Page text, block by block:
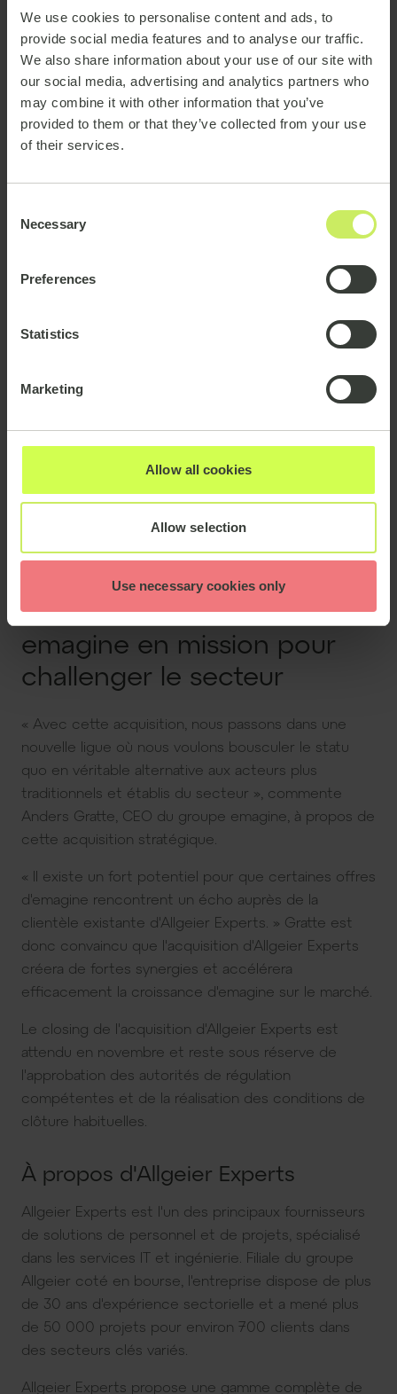
We use cookies to personalise content and ads, to
provide social media features and to analyse our traffic.
We also share information about your use of our site with
our social media, advertising and analytics partners who
may combine it with other information that you’ve
provided to them or that they’ve collected from your use
of their services.
Selection
Necessary
Preferences
Statistics
Marketing
Allow all cookies
Allow selection
Use necessary cookies only
Anders Gratte est Group CEO d'emagine.
Cette acquisition permet à
offre de services
Allgeier Experts est reconnu pour la mise à
disposition de consultants haut de gamme via des
solutions évolutives et flexibles, répondant aux
besoins complexes de certaines des plus grandes
allemand, Allgeier Experts apporte une profondeur
de savoir-faire et un vaste réseau de spécialistes de
premier plan, renforçant davantage les capacités
d'emagine à livrer des services de conseil IT et
emagine en mission pour
challenger le secteur
« Avec cette acquisition, nous passons dans une
nouvelle ligue où nous voulons bousculer le statu
quo en véritable alternative aux acteurs plus
traditionnels et établis du secteur », commente
Anders Gratte, CEO du groupe emagine, à propos de
cette acquisition stratégique.
« Il existe un fort potentiel pour que certaines offres
d'emagine rencontrent un écho auprès de la
clientèle existante d'Allgeier Experts. » Gratte est
donc convaincu que l'acquisition d'Allgeier Experts
créera de fortes synergies et accélérera
efficacement la croissance d'emagine sur le marché.
Le closing de l'acquisition d'Allgeier Experts est
attendu en novembre et reste sous réserve de
l'approbation des autorités de régulation
compétentes et de la réalisation des conditions de
clôture habituelles.
À propos d'Allgeier Experts
Allgeier Experts est l'un des principaux fournisseurs
de solutions de personnel et de projets, spécialisé
dans les services IT et ingénierie. Filiale du groupe
Allgeier coté en bourse, l'entreprise dispose de plus
de 30 ans d'expérience sectorielle et a mené plus
de 50 000 projets pour environ 700 clients dans
des secteurs clés variés.
Allgeier Experts propose une gamme complète de